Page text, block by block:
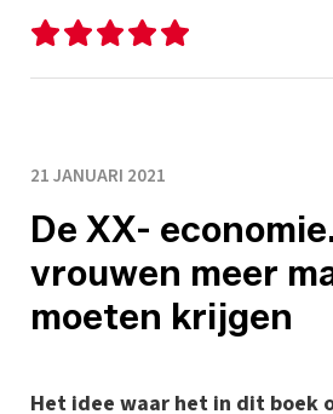
21 JANUARI 2021
De XX-
vrouwen meer
moeten krijgen
Het idee waar het in dit boek